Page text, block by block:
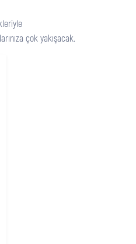
çok yakışacak.